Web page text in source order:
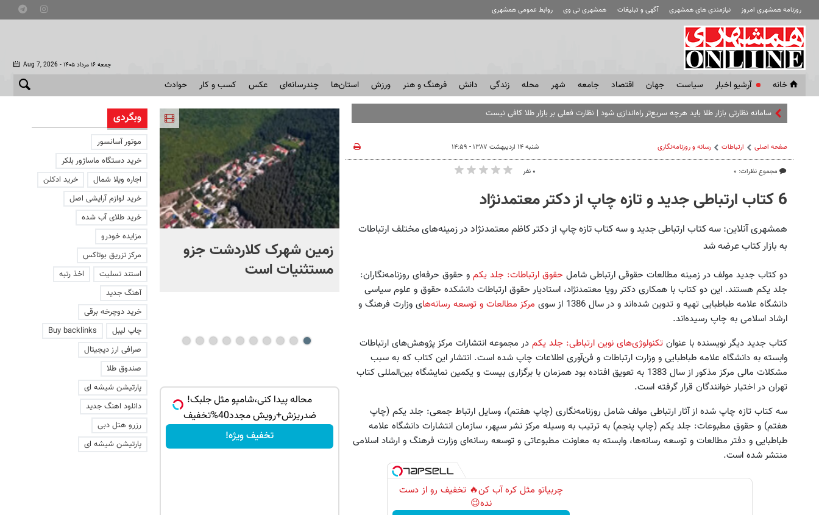
روزنامه همشهری امروز نیازمندی های همشهری آگهی و تبلیغات همشهری تی وی روابط عمومی همشهری
Aug 7, 2026 - جمعه ۱۶ مرداد ۱۴۰۵
خانه آرشیو اخبار سياست جهان اقتصاد جامعه شهر محله زندگی دانش فرهنگ و هنر ورزش استان‌ها چندرسانه‌ای عکس کسب و کار حوادث
سامانه نظارتی بازار طلا باید هرچه سریع‌تر راه‌اندازی شود | نظارت فعلی بر بازار طلا کافی نیست
صفحه اصلی ارتباطات رسانه و روزنامه‌نگاری
مجموع نظرات: ۰
شنبه ۱۴ اردیبهشت ۱۳۸۷ - ۱۴:۵۹
۰ نفر
6 کتاب ارتباطی جدید و تازه چاپ از دکتر معتمدنژاد
همشهری آنلاین: سه کتاب ارتباطی جدید و سه کتاب تازه‌ چاپ از دکتر کاظم معتمد‌نژاد در زمینه‌های مختلف ارتباطات
به بازار کتاب عرضه شد
دو کتاب جدید مولف در زمینه مطالعات حقوقی ارتباطی شامل حقوق ارتباطات: جلد یکم و حقوق حرفه‌ای روزنامه‌نگاران:
جلد یکم هستند. این دو کتاب با همکاری دکتر رویا معتمد‌نژاد، استادیار حقوق ارتباطات دانشکده حقوق و علوم سیاسی
دانشگاه علامه طباطبایی تهیه و تدوین شده‌اند و در سال 1386 از سوی
مرکز مطالعات و توسعه رسانه‌های وزارت فرهنگ و
ارشاد اسلامی به چاپ رسیده‌اند.
کتاب جدید دیگر نویسنده با عنوان تکنولوژی‌های نوین ارتباطی: جلد یکم در مجموعه انتشارات مرکز پژوهش‌های ارتباطات
وابسته به دانشگاه علامه طباطبایی و وزارت ارتباطات و فن‌آوری اطلاعات چاپ شده است. انتشار این کتاب که به سبب
مشکلات مالی مرکز مذکور از سال 1383 به تعویق افتاده بود همزمان با برگزاری بیست و یکمین نمایشگاه بین‌المللی کتاب
تهران در اختیار خوانندگان قرار گرفته است.
سه کتاب تازه چاپ شده از آثار ارتباطی مولف شامل روزنامه‌نگاری (چاپ هفتم)، وسایل ارتباط جمعی: جلد یکم (چاپ
هفتم) و حقوق مطبوعات: جلد یکم (چاپ پنجم) به ترتیب به وسیله مرکز نشر سپهر، سازمان انتشارات دانشگاه علامه
طباطبایی و دفتر مطالعات و توسعه رسانه‌‌ها، وابسته به معاونت مطبوعاتی و توسعه رسانه‌ای وزارت فرهنگ و ارشاد اسلامی
منتشر شده است.
چربیاتو مثل کره آب کن🔥 تخفیف رو از دست
نده😉
بازار؛ آیا قیمت خودرو
می‌شکند؟ + فیلم
زمین شهرک کلاردشت جزو
مستثنیات است
این ملک به فروش می
تخفیف ویژه!
خرید محصول
تخفیف
تخفیف ویژه!
محاله پیدا کنی،شامپو مثل جلبک!
ضدریزش+رویش مجدد40%تخفیف
تخفیف ویژه!
وبگردی
موتور آسانسور
خرید دستگاه ماساژور بلکر
اجاره ویلا شمال
خرید ادکلن
خرید لوازم آرایشی اصل
خرید طلای آب شده
مزایده خودرو
مرکز تزریق بوتاکس
استند تسلیت
اخذ رتبه
آهنگ جدید
خرید دوچرخه برقی
چاپ لیبل
Buy backlinks
صرافی ارز دیجیتال
صندوق طلا
پارتیشن شیشه ای
دانلود اهنگ جدید
رزرو هتل دبی
پارتیشن شیشه ای